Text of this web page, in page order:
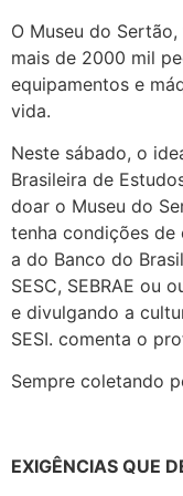
O Museu do
mais de 2000 mil
equipamentos e
vida.
Neste sábado, o
Brasileira de
doar o Museu do
tenha condições de
a do Banco do
SESC, SEBRAE ou
e divulgando a
SESI. comenta o
Sempre coletando
EXIGÊNCIAS QUE